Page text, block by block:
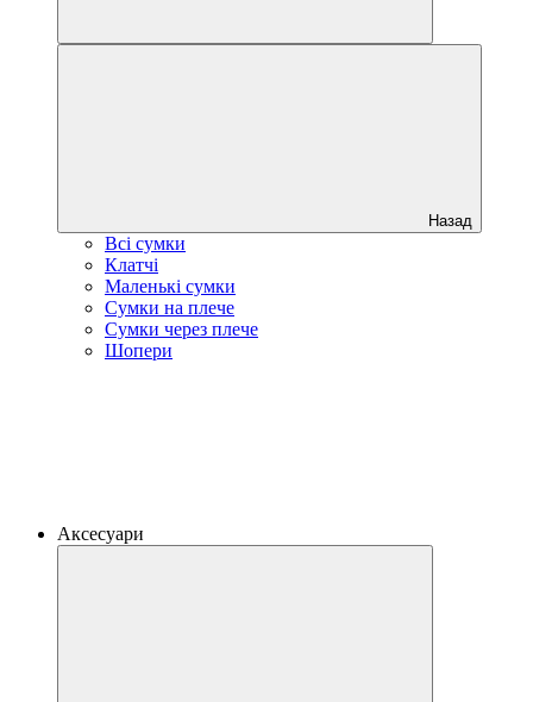
Назад
Всі сумки
Клатчі
Маленькі сумки
Сумки на плече
Сумки через плече
Шопери
Аксесуари